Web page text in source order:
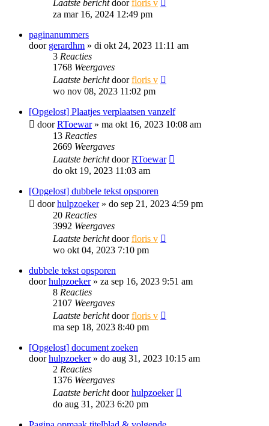
Laatste berichtdoorfloris v
za mar 16, 2024 12:49 pm
paginanummers
door gerardhm » di okt 24, 2023 11:11 am
3 Reacties
1768 Weergaves
Laatste berichtdoorfloris v
wo nov 08, 2023 11:02 pm
[Opgelost] Plaatjes verplaatsen vanzelf
doorRToewar» ma okt 16, 2023 10:08 am
13 Reacties
2669 Weergaves
Laatste berichtdoorRToewar
do okt 19, 2023 11:03 am
[Opgelost] dubbele tekst opsporen
doorhulpzoeker» do sep 21, 2023 4:59 pm
20 Reacties
3992 Weergaves
Laatste berichtdoorfloris v
wo okt 04, 2023 7:10 pm
dubbele tekst opsporen
doorhulpzoeker» za sep 16, 2023 9:51 am
8 Reacties
2107 Weergaves
Laatste berichtdoorfloris v
ma sep 18, 2023 8:40 pm
[Opgelost] document zoeken
doorhulpzoeker» do aug 31, 2023 10:15 am
2 Reacties
1376 Weergaves
Laatste berichtdoorhulpzoeker
do aug 31, 2023 6:20 pm